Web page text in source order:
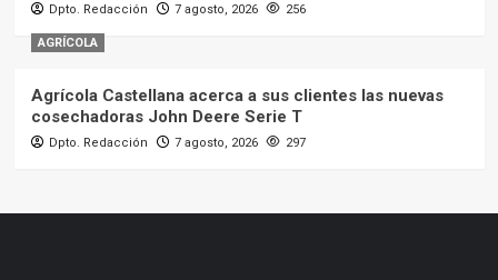
Dpto. Redacción 7 agosto, 2026 256
AGRÍCOLA
Agrícola Castellana acerca a sus clientes las nuevas
cosechadoras John Deere Serie T
Dpto. Redacción 7 agosto, 2026 297